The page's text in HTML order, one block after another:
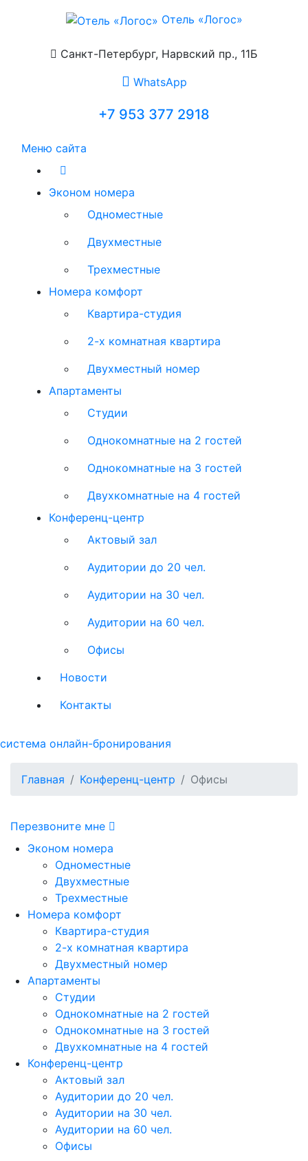
Отель «Логос»
Санкт-Петербург, Нарвский пр., 11Б
WhatsApp
+7 953 377 2918
Меню сайта
Эконом номера
Одноместные
Двухместные
Трехместные
Номера комфорт
Квартира-студия
2-х комнатная квартира
Двухместный номер
Апартаменты
Студии
Однокомнатные на 2 гостей
Однокомнатные на 3 гостей
Двухкомнатные на 4 гостей
Конференц-центр
Актовый зал
Аудитории до 20 чел.
Аудитории на 30 чел.
Аудитории на 60 чел.
Офисы
Новости
Контакты
система онлайн-бронирования
Главная Конференц-центр Офисы
Перезвоните мне
Эконом номера
Одноместные
Двухместные
Трехместные
Номера комфорт
Квартира-студия
2-х комнатная квартира
Двухместный номер
Апартаменты
Студии
Однокомнатные на 2 гостей
Однокомнатные на 3 гостей
Двухкомнатные на 4 гостей
Конференц-центр
Актовый зал
Аудитории до 20 чел.
Аудитории на 30 чел.
Аудитории на 60 чел.
Офисы